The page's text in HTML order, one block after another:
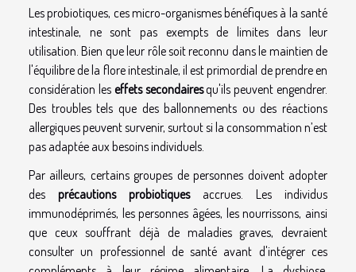
Les probiotiques, ces micro-organismes bénéfiques à la santé
intestinale, ne sont pas exempts de limites dans leur
utilisation. Bien que leur rôle soit reconnu dans le maintien de
l'équilibre de la flore intestinale, il est primordial de prendre en
considération les effets secondairesqu'ils peuvent engendrer.
Des troubles tels que des ballonnements ou des réactions
allergiques peuvent survenir, surtout si la consommation n’est
pas adaptée aux besoins individuels.
Par ailleurs, certains groupes de personnes doivent adopter
des précautions probiotiquesaccrues. Les individus
immunodéprimés, les personnes âgées, les nourrissons, ainsi
que ceux souffrant déjà de maladies graves, devraient
consulter un professionnel de santé avant d'intégrer ces